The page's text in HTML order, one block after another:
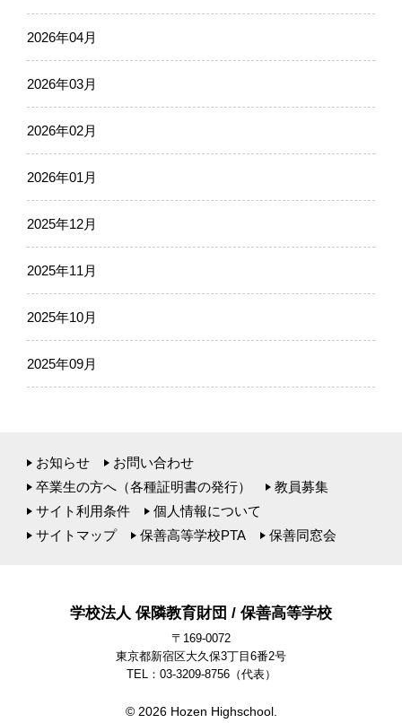
2026年04月
2026年03月
2026年02月
2026年01月
2025年12月
2025年11月
2025年10月
2025年09月
お知らせ
お問い合わせ
卒業生の方へ（各種証明書の発行）
教員募集
サイト利用条件
個人情報について
サイトマップ
保善高等学校PTA 保善同窓会
学校法人 保隣教育財団 / 保善高等学校
〒169-0072
東京都新宿区大久保3丁目6番2号
TEL：03-3209-8756（代表）
© 2026 Hozen Highschool.